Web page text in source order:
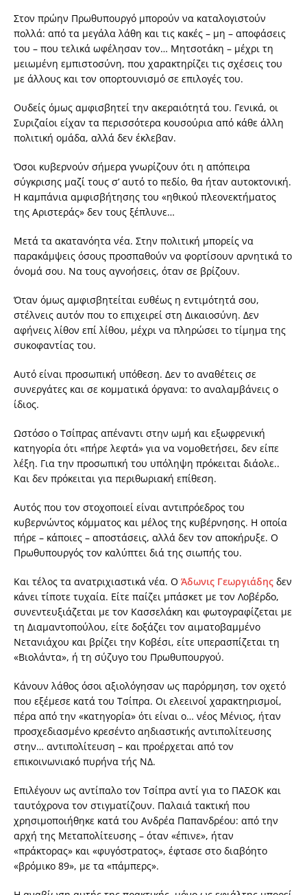
Στον πρώην Πρωθυπουργό μπορούν να καταλογιστούν
πολλά: από τα μεγάλα λάθη και τις κακές – μη – αποφάσεις
του – που τελικά ωφέλησαν τον… Μητσοτάκη – μέχρι τη
μειωμένη εμπιστοσύνη, που χαρακτηρίζει τις σχέσεις του
με άλλους και τον οπορτουνισμό σε επιλογές του.
Ουδείς όμως αμφισβητεί την ακεραιότητά του. Γενικά, οι
Συριζαίοι είχαν τα περισσότερα κουσούρια από κάθε άλλη
πολιτική ομάδα, αλλά δεν έκλεβαν.
Όσοι κυβερνούν σήμερα γνωρίζουν ότι η απόπειρα
σύγκρισης μαζί τους σ’ αυτό το πεδίο, θα ήταν αυτοκτονική.
Η καμπάνια αμφισβήτησης του «ηθικού πλεονεκτήματος
της Αριστεράς» δεν τους ξέπλυνε…
Μετά τα ακατανόητα νέα. Στην πολιτική μπορείς να
παρακάμψεις όσους προσπαθούν να φορτίσουν αρνητικά το
όνομά σου. Να τους αγνοήσεις, όταν σε βρίζουν.
Όταν όμως αμφισβητείται ευθέως η εντιμότητά σου,
στέλνεις αυτόν που το επιχειρεί στη Δικαιοσύνη. Δεν
αφήνεις λίθον επί λίθου, μέχρι να πληρώσει το τίμημα της
συκοφαντίας του.
Αυτό είναι προσωπική υπόθεση. Δεν το αναθέτεις σε
συνεργάτες και σε κομματικά όργανα: το αναλαμβάνεις ο
ίδιος.
Ωστόσο ο Τσίπρας απέναντι στην ωμή και εξωφρενική
κατηγορία ότι «πήρε λεφτά» για να νομοθετήσει, δεν είπε
λέξη. Για την προσωπική του υπόληψη πρόκειται διάολε..
Και δεν πρόκειται για περιθωριακή επίθεση.
Αυτός που τον στοχοποιεί είναι αντιπρόεδρος του
κυβερνώντος κόμματος και μέλος της κυβέρνησης. Η οποία
πήρε – κάποιες – αποστάσεις, αλλά δεν τον αποκήρυξε. Ο
Πρωθυπουργός τον καλύπτει διά της σιωπής του.
Και τέλος τα ανατριχιαστικά νέα. Ο Άδωνις Γεωργιάδης δεν
κάνει τίποτε τυχαία. Είτε παίζει μπάσκετ με τον Λοβέρδο,
συνεντευξιάζεται με τον Κασσελάκη και φωτογραφίζεται με
τη Διαμαντοπούλου, είτε δοξάζει τον αιματοβαμμένο
Νετανιάχου και βρίζει την Κοβέσι, είτε υπερασπίζεται τη
«Βιολάντα», ή τη σύζυγο του Πρωθυπουργού.
Κάνουν λάθος όσοι αξιολόγησαν ως παρόρμηση, τον οχετό
που εξέμεσε κατά του Τσίπρα. Οι ελεεινοί χαρακτηρισμοί,
πέρα από την «κατηγορία» ότι είναι ο… νέος Μένιος, ήταν
προσχεδιασμένο κρεσέντο αηδιαστικής αντιπολίτευσης
στην… αντιπολίτευση – και προέρχεται από τον
επικοινωνιακό πυρήνα τής ΝΔ.
Επιλέγουν ως αντίπαλο τον Τσίπρα αντί για το ΠΑΣΟΚ και
ταυτόχρονα τον στιγματίζουν. Παλαιά τακτική που
χρησιμοποιήθηκε κατά του Ανδρέα Παπανδρέου: από την
αρχή της Μεταπολίτευσης – όταν «έπινε», ήταν
«πράκτορας» και «φυγόστρατος», έφτασε στο διαβόητο
«βρόμικο 89», με τα «πάμπερς».